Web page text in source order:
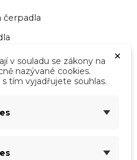
čerpadla
×
v souladu se zákony na
nazývané cookies.
tím vyjadřujete souhlas.